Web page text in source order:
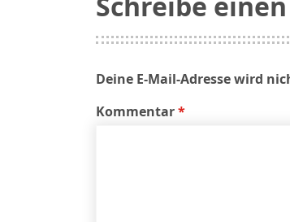
Deine E-Mail-Adresse wird
Kommentar*